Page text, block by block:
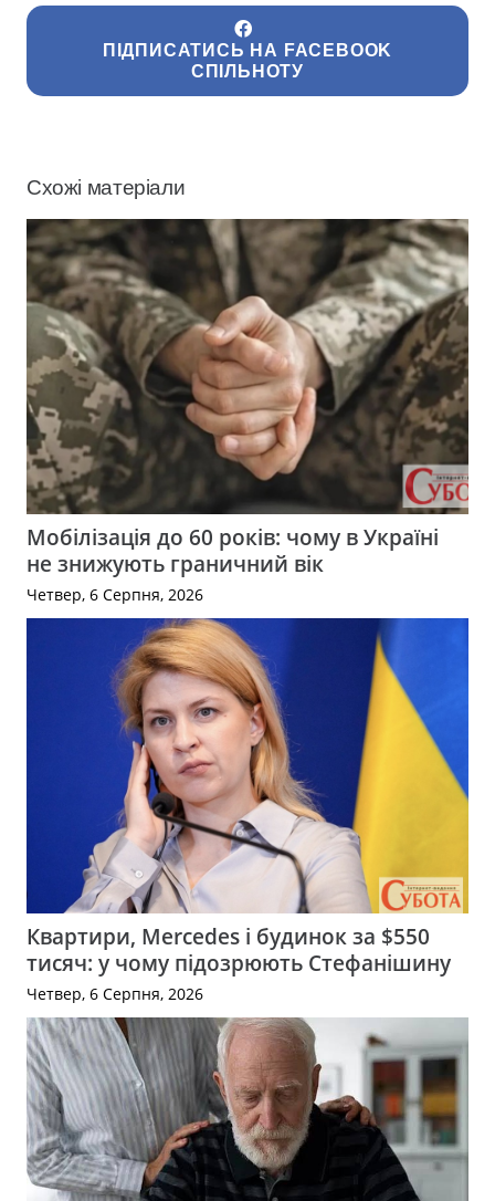
ПІДПИСАТИСЬ НА FACEBOOK
СПІЛЬНОТУ
Схожі матеріали
Мобілізація до 60 років: чому в Україні
не знижують граничний вік
Четвер, 6 Серпня, 2026
Квартири, Mercedes і будинок за $550
тисяч: у чому підозрюють Стефанішину
Четвер, 6 Серпня, 2026